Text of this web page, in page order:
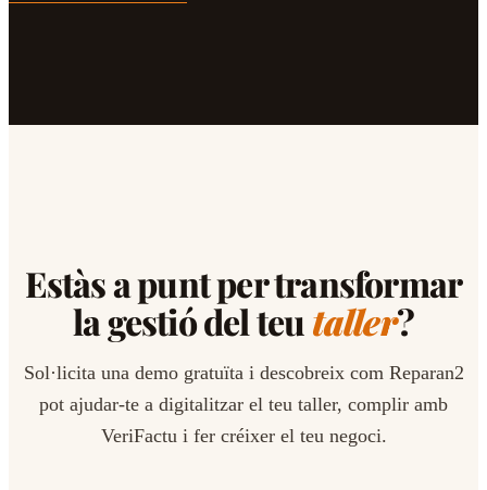
Estàs a punt per transformar
la gestió del teu taller?
Sol·licita una demo gratuïta i descobreix com Reparan2
pot ajudar-te a digitalitzar el teu taller, complir amb
VeriFactu i fer créixer el teu negoci.